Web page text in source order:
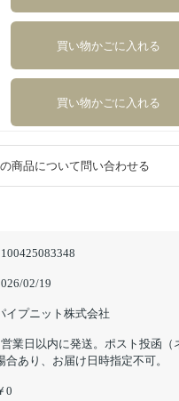
02/19
イプニット株式会社
業日以内に発送。ポスト投函（
合あり、お届け日時指定不可。
0
買い物かごに入れる
買い物かごに入れる
商品について問い合わせる